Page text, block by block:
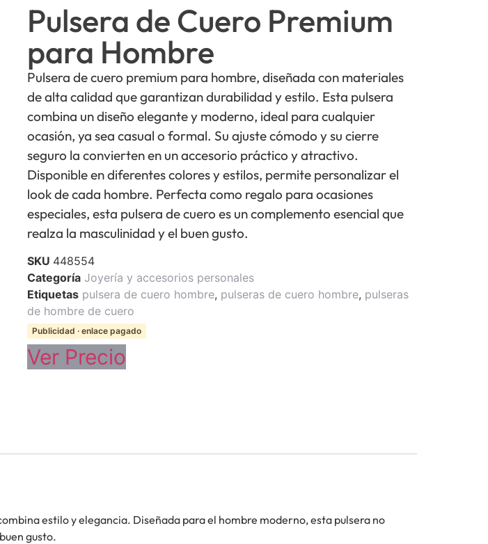
Pulsera de Cuero Premium
para Hombre
Pulsera de cuero premium para hombre, diseñada con materiales
de alta calidad que garantizan durabilidad y estilo. Esta pulsera
combina un diseño elegante y moderno, ideal para cualquier
ocasión, ya sea casual o formal. Su ajuste cómodo y su cierre
seguro la convierten en un accesorio práctico y atractivo.
Disponible en diferentes colores y estilos, permite personalizar el
look de cada hombre. Perfecta como regalo para ocasiones
especiales, esta pulsera de cuero es un complemento esencial que
realza la masculinidad y el buen gusto.
SKU 448554
Categoría Joyería y accesorios personales
Etiquetas pulsera de cuero hombre, pulseras de cuero hombre, pulseras
de hombre de cuero
Publicidad · enlace pagado
Ver Precio
estilo y elegancia. Diseñada para el hombre moderno, esta pulsera no
gusto.